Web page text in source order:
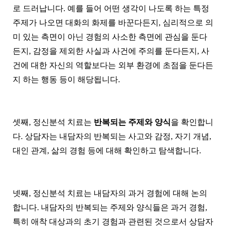
로 드러납니다. 예를 들어 어떤 생각이 나도록 하는 특정
주제가 나오면 대화의 화제를 바꾼다든지, 심리적으로 의
미 있는 측면이 아닌 경험의 사소한 측면에 관심을 둔다
든지, 감정을 제외한 사실과 사건에 주의를 둔다든지, 사
건에 대한 자신의 역할보다는 외부 환경에 초점을 둔다든
지 하는 행동 등이 해당됩니다.
셋째, 정신분석 치료는 반복되는 주제와 양식을 확인합니
다. 상담자는 내담자의 반복되는 사고와 감정, 자기 개념,
대인 관계, 삶의 경험 등에 대해 확인하고 탐색합니다.
넷째, 정신분석 치료는 내담자의 과거 경험에 대해 논의
합니다. 내담자의 반복되는 주제와 양식들은 과거 경험,
특히 애착 대상과의 초기 경험과 관련된 것으로서 상담자